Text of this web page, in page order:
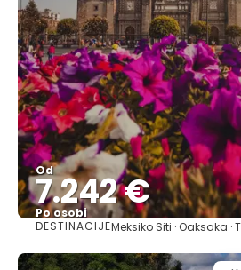
Od
7.242 €
Po osobi
Pogledajte
DESTINACIJEMeksiko Siti · Oaksaka ·